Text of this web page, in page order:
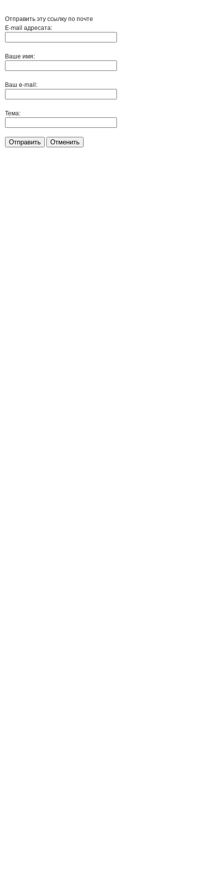
Отправить эту ссылку по почте
E-mail адресата:
Ваше имя:
Ваш e-mail:
Тема:
Отправить Отменить